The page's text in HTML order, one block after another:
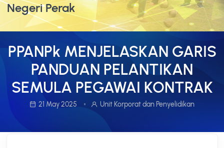
Negeri Perak
PPANPk MENJELASKAN GARIS
PANDUAN PELANTIKAN
SEMULA PEGAWAI KONTRAK
21 May 2025 Unit Korporat dan Penyelidikan